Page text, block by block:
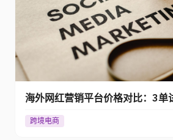
海外网红营销平台价格对比：3单
跨境电商